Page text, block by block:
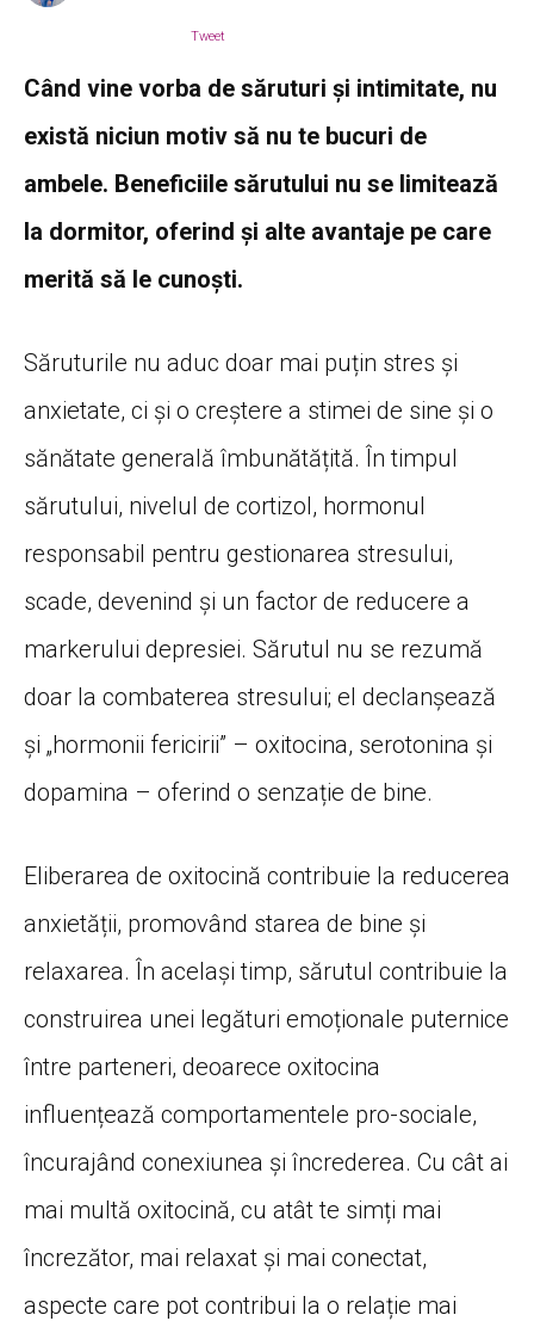
Tweet
Când vine vorba de săruturi și intimitate, nu
există niciun motiv să nu te bucuri de
ambele. Beneficiile sărutului nu se limitează
la dormitor, oferind și alte avantaje pe care
merită să le cunoști.
Săruturile nu aduc doar mai puțin stres și
anxietate, ci și o creștere a stimei de sine și o
sănătate generală îmbunătățită. În timpul
sărutului, nivelul de cortizol, hormonul
responsabil pentru gestionarea stresului,
scade, devenind și un factor de reducere a
markerului depresiei. Sărutul nu se rezumă
doar la combaterea stresului; el declanșează
și „hormonii fericirii” – oxitocina, serotonina și
dopamina – oferind o senzație de bine.
Eliberarea de oxitocină contribuie la reducerea
anxietății, promovând starea de bine și
relaxarea. În același timp, sărutul contribuie la
construirea unei legături emoționale puternice
între parteneri, deoarece oxitocina
influențează comportamentele pro-sociale,
încurajând conexiunea și încrederea. Cu cât ai
mai multă oxitocină, cu atât te simți mai
încrezător, mai relaxat și mai conectat,
aspecte care pot contribui la o relație mai